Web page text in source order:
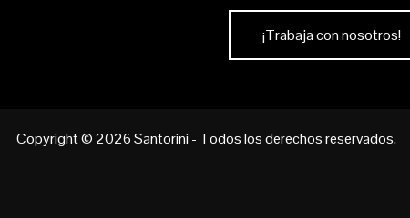
¡Trabaja con nosotros!
Copyright © 2026 Santorini - Todos los derechos reservados.